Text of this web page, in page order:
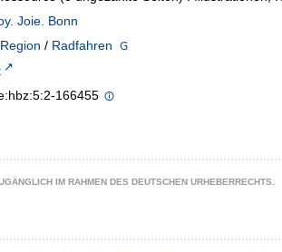
Joie. Bonn
Region / Radfahren
166455
IM RAHMEN DES DEUTSCHEN URHEBERRECHTS.